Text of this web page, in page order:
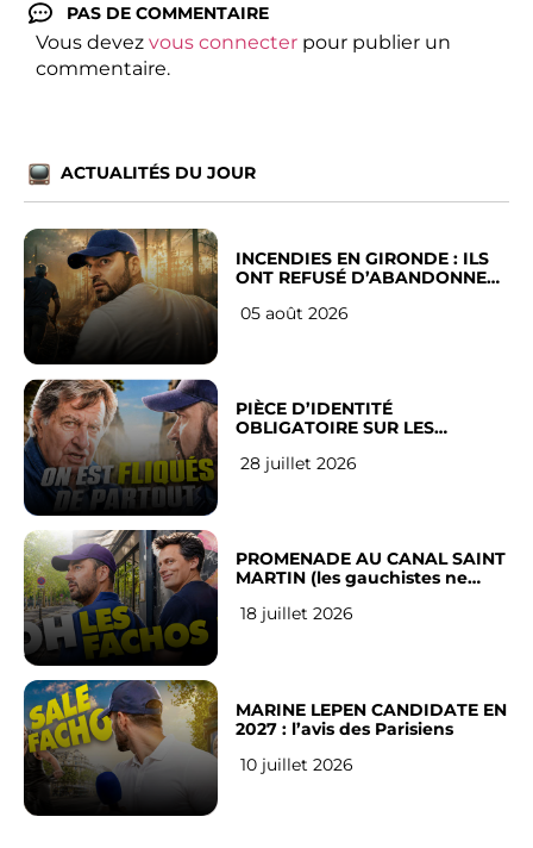
PAS DE COMMENTAIRE
Vous devez vous connecter pour publier un
commentaire.
ACTUALITÉS DU JOUR
INCENDIES EN GIRONDE : ILS
ONT REFUSÉ D’ABANDONNER
05 août 2026
PIÈCE D’IDENTITÉ
OBLIGATOIRE SUR LES
Français
28 juillet 2026
PROMENADE AU CANAL SAINT
MARTIN (les gauchistes ne
18 juillet 2026
MARINE LEPEN CANDIDATE EN
2027 : l’avis des Parisiens
10 juillet 2026